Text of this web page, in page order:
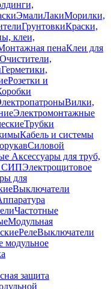
ЭмалиЛакиМорилки,
ГрунтовкиКраски,
клеи,
пенаКлеи для
Очистители,
Герметики,
Розетки и
Вилки,
Электромонтажные
Трубки
Кабель и системы
Силовой
Аксессуары для труб,
СИПЭлектрощитовое
для
Выключатели
Частотные
Модульная
РелеВыключатели
модульное
защита